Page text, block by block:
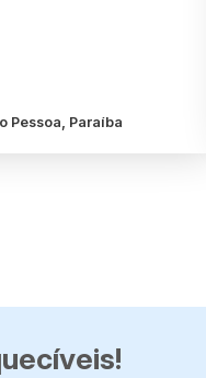
Pessoa, Paraíba